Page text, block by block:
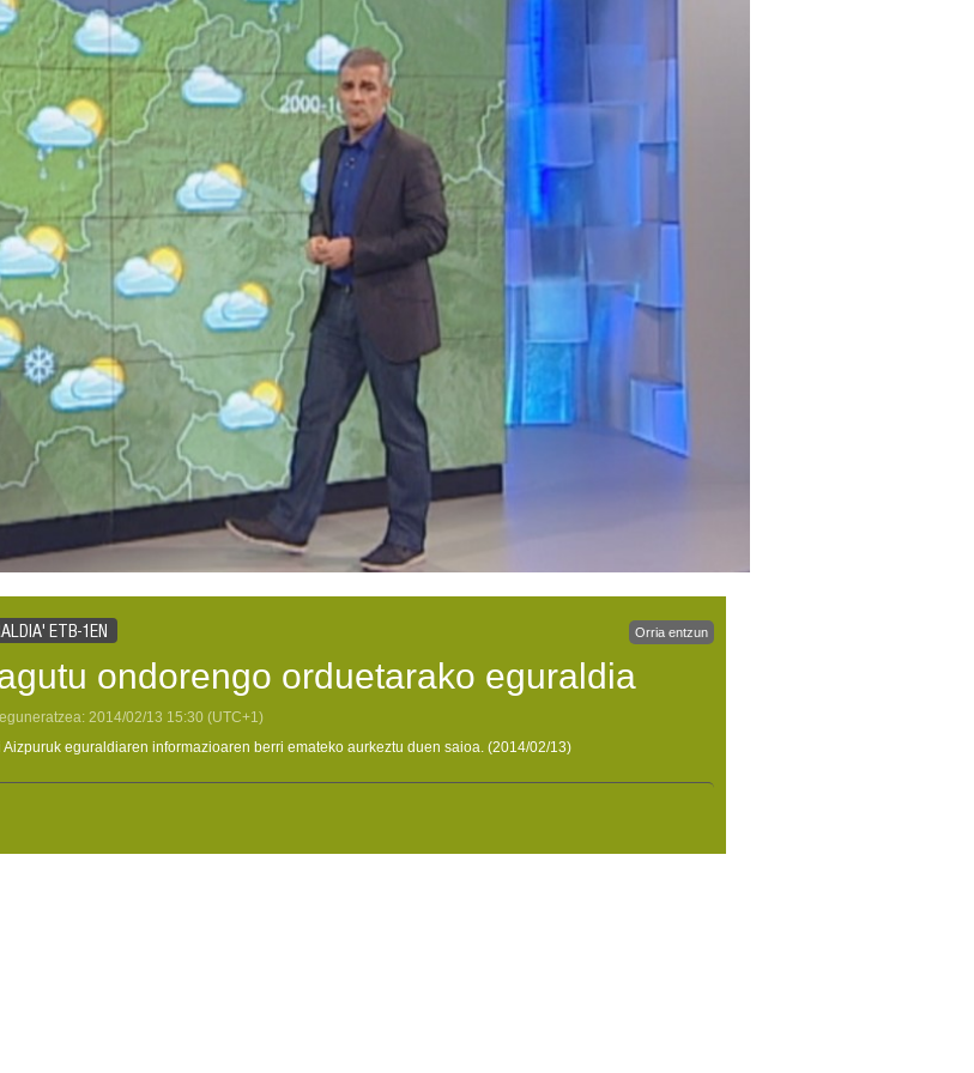
ETB-1EN Orria entzun
ondorengo orduetarako eguraldia
2014/02/13 15:30 (UTC+1)
Aizpuruk eguraldiaren informazioaren berri emateko aurkeztu duen saioa. (2014/02/13)